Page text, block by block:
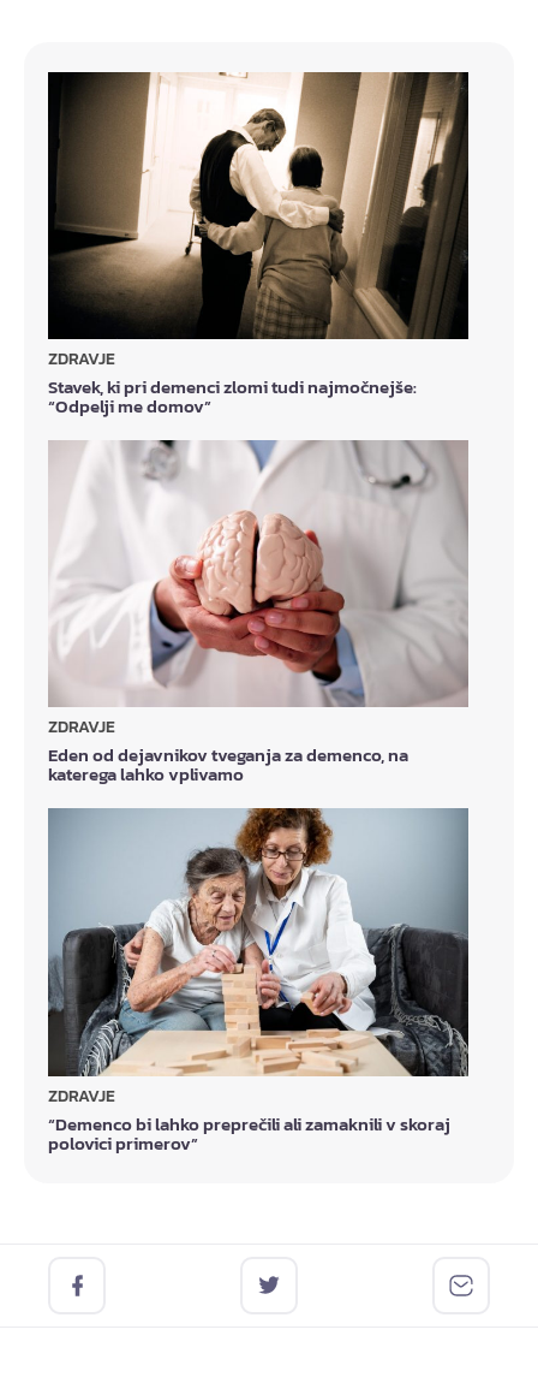
ZDRAVJE
Stavek, ki pri demenci zlomi tudi najmočnejše:
“Odpelji me domov”
ZDRAVJE
Eden od dejavnikov tveganja za demenco, na
katerega lahko vplivamo
ZDRAVJE
“Demenco bi lahko preprečili ali zamaknili v skoraj
polovici primerov”